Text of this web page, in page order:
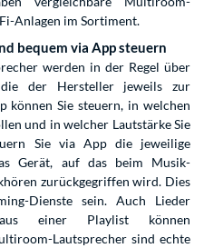
Anlagen im Sortiment.
bequem via App steuern
werden in der Regel über
der Hersteller jeweils zur
können Sie steuern, in welchen
und in welcher Lautstärke Sie
Sie via App die jeweilige
Gerät, auf das beim Musik-
zurückgegriffen wird. Dies
Dienste sein. Auch Lieder
einer Playlist können
Lautsprecher sind echte